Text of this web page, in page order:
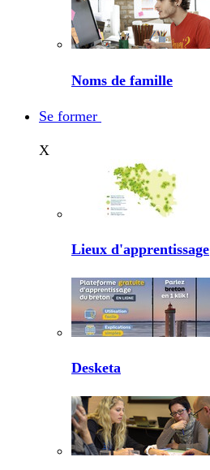
Noms de famille
Se former
X
Lieux d'apprentissage
Desketa